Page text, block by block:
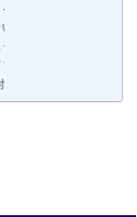
ニング可能折りたた
パイプ二段ベッド
ド｜セパタPW
ロフトベッド
ハイタイプ・パイプ